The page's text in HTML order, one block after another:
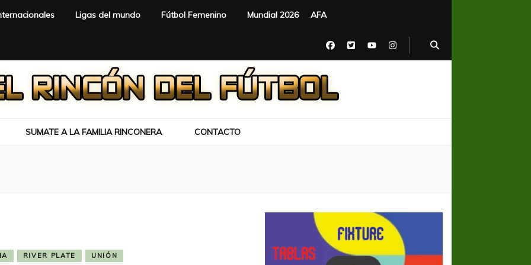
Ligas del mundo Fútbol Femenino Mundial 2026 AFA
SUMATE A LA FAMILIA RINCONERA CONTACTO
RIVER PLATE UNIÓN